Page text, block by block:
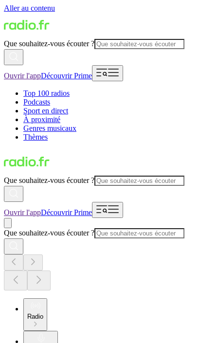
Aller au contenu
Que souhaitez-vous écouter ?
Ouvrir l'appDécouvrir Prime
Top 100 radios
Podcasts
Sport en direct
À proximité
Genres musicaux
Thèmes
Que souhaitez-vous écouter ?
Ouvrir l'appDécouvrir Prime
Que souhaitez-vous écouter ?
Radio